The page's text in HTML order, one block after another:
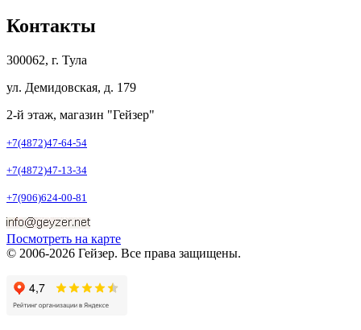
Контакты
300062, г. Тула
ул. Демидовская, д. 179
2-й этаж, магазин "Гейзер"
+7(4872)47-64-54
+7(4872)47-13-34
+7(906)624-00-81
Посмотреть на карте
© 2006-2026 Гейзер. Все права защищены.